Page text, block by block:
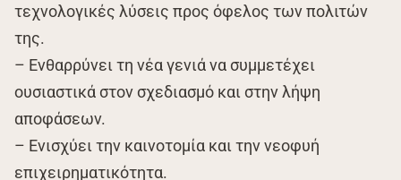
τεχνολογικές λύσεις προς όφελος των πολιτών
της.
– Ενθαρρύνει τη νέα γενιά να συμμετέχει
ουσιαστικά στον σχεδιασμό και στην λήψη
αποφάσεων.
– Ενισχύει την καινοτομία και την νεοφυή
επιχειρηματικότητα.